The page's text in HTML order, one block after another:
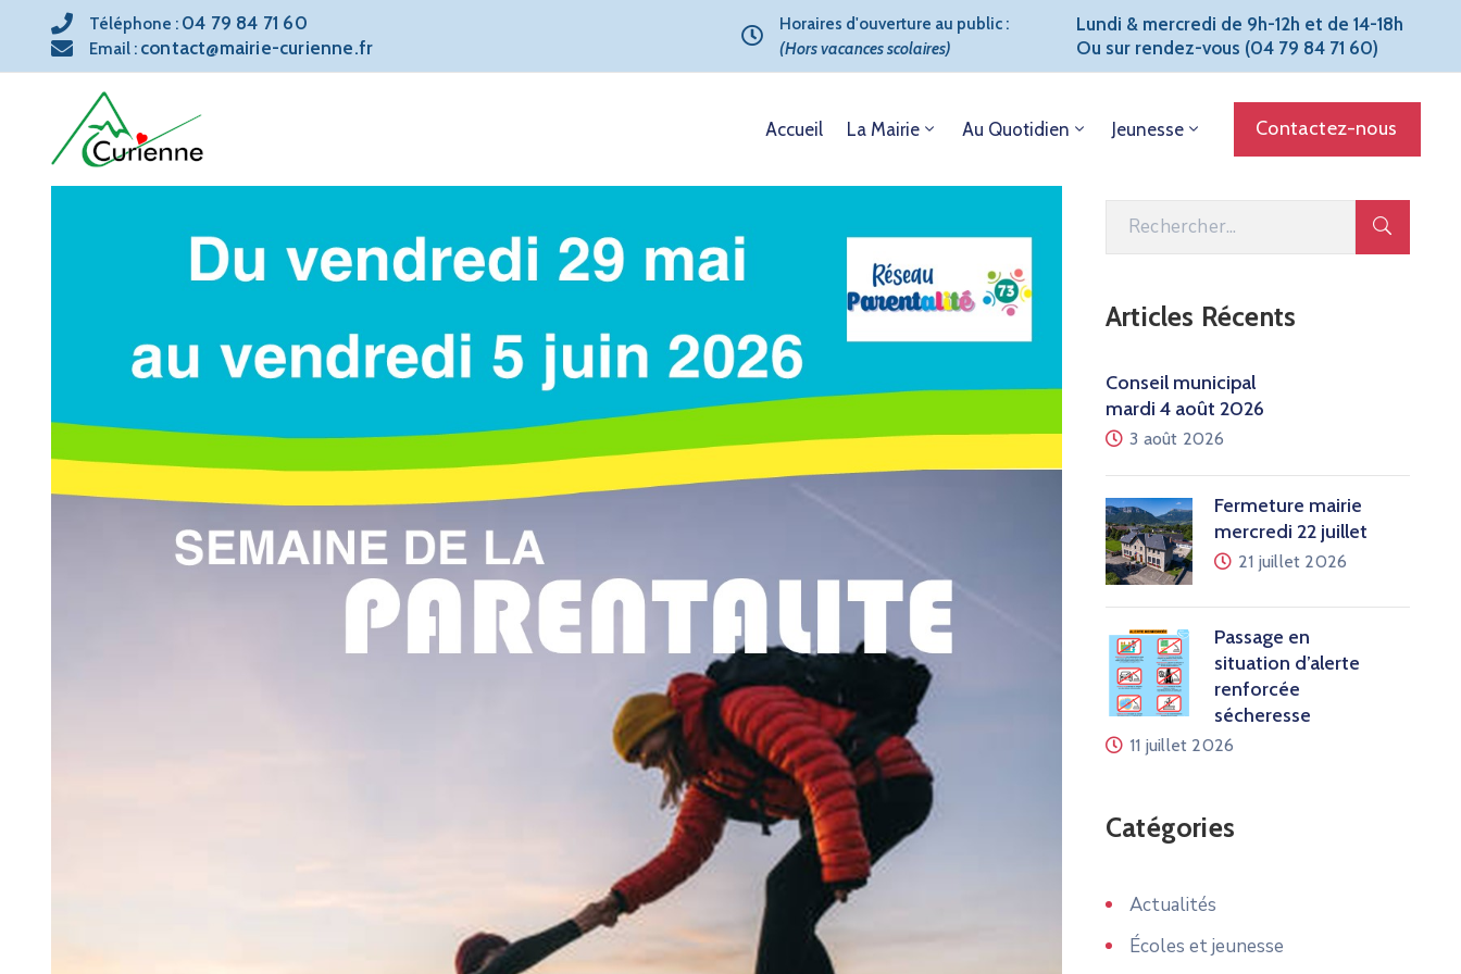
Téléphone : 04 79 84 71 60
Email : contact@mairie-curienne.fr
Horaires d'ouverture au public :
(Hors vacances scolaires)
Lundi & mercredi de 9h-12h et de 14-18h
Ou sur rendez-vous (04 79 84 71 60)
Accueil La Mairie Au Quotidien Jeunesse Contactez-nous
Articles Récents
Conseil municipal
mardi 4 août 2026
3 août 2026
Fermeture mairie
mercredi 22 juillet
21 juillet 2026
Passage en
situation d’alerte
renforcée
sécheresse
11 juillet 2026
Catégories
Actualités
Écoles et jeunesse